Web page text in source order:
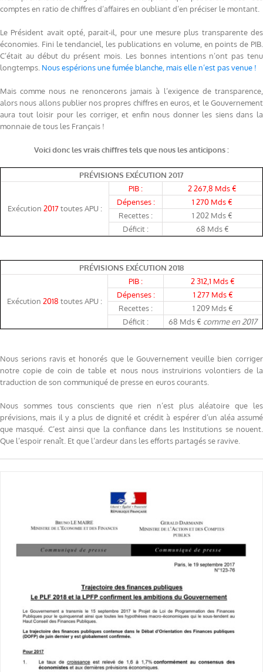
comptes en ratio de chiffres d’affaires en oubliant d’en préciser le montant.
Le Président avait opté, parait-il, pour une mesure plus transparente des
économies. Fini le tendanciel, les publications en volume, en points de PIB.
C’était au début du présent mois. Les bonnes intentions n’ont pas tenu
longtemps. Nous espérions une fumée blanche, mais elle n’est pas venue !
Mais comme nous ne renoncerons jamais à l’exigence de transparence,
alors nous allons publier nos propres chiffres en euros, et le Gouvernement
aura tout loisir pour les corriger, et enfin nous donner les siens dans la
monnaie de tous les Français !
Voici donc les vrais chiffres tels que nous les anticipons :
PRÉVISIONS EXÉCUTION 2017
Exécution 2017toutes APU :
PIB :
2 267,8 Mds €
Dépenses :
1 270 Mds €
Recettes :
1 202 Mds €
Déficit :
68 Mds €
PRÉVISIONS EXÉCUTION 2018
Exécution 2018 toutes APU :
PIB :
2 312,1 Mds €
Dépenses :
1 277 Mds €
Recettes :
1 209 Mds €
Déficit :
68 Mds € comme en 2017
Nous serions ravis et honorés que le Gouvernement veuille bien corriger
notre copie de coin de table et nous nous instruirions volontiers de la
traduction de son communiqué de presse en euros courants.
Nous sommes tous conscients que rien n’est plus aléatoire que les
prévisions, mais il y a plus de dignité et crédit à espérer d’un aléa assumé
que masqué. C’est ainsi que la confiance dans les Institutions se nouent.
Que l’espoir renaît. Et que l’ardeur dans les efforts partagés se ravive.